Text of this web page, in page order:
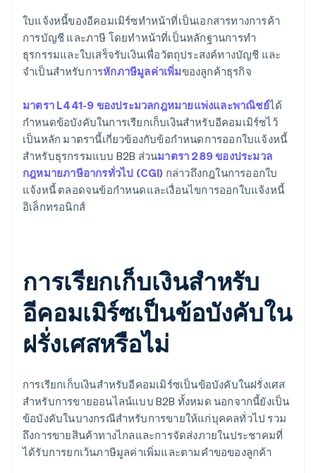
ใบแจ้งหนี้ของอีคอมเมิร์ซทำหน้าที่เป็นเอกสารทางการค้า
การบัญชี และภาษี โดยทำหน้าที่เป็นหลักฐานการทำ
ธุรกรรมและใบเสร็จรับเงินเพื่อวัตถุประสงค์ทางบัญชี และ
จำเป็นสำหรับการหักภาษีมูลค่าเพิ่มของลูกค้าธุรกิจ
มาตรา L441-9 ของประมวลกฎหมายแพ่งและพาณิชย์ได้
กำหนดข้อบังคับในการเรียกเก็บเงินสำหรับอีคอมเมิร์ซไว้
เป็นหลัก มาตรานี้เกี่ยวข้องกับข้อกำหนดการออกใบแจ้งหนี้
สำหรับธุรกรรมแบบ B2B ส่วนมาตรา 289 ของประมวล
กฎหมายภาษีอากรทั่วไป (CGI) กล่าวถึงกฎในการออกใบ
แจ้งหนี้ ตลอดจนข้อกำหนดและเงื่อนไขการออกใบแจ้งหนี้
อิเล็กทรอนิกส์
การเรียกเก็บเงินสำหรับ
อีคอมเมิร์ซเป็นข้อบังคับใน
ฝรั่งเศสหรือไม่
การเรียกเก็บเงินสำหรับอีคอมเมิร์ซเป็นข้อบังคับในฝรั่งเศส
สำหรับการขายออนไลน์แบบ B2B ทั้งหมด นอกจากนี้ยังเป็น
ข้อบังคับในบางกรณีสำหรับการขายให้แก่บุคคลทั่วไป รวม
ถึงการขายสินค้าทางไกลและการจัดส่งภายในประชาคมที่
ได้รับการยกเว้นภาษีมูลค่าเพิ่มและตามคำขอของลูกค้า